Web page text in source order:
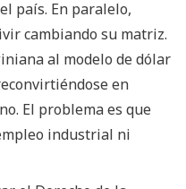
país. En paralelo,
cambiando su matriz.
al modelo de dólar
en
El problema es que
industrial ni